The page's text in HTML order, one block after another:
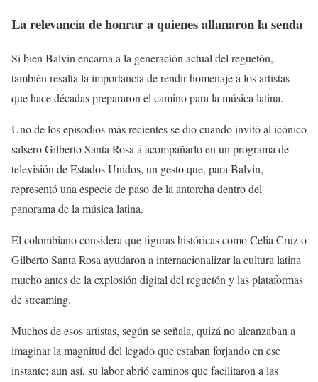
La relevancia de honrar a quienes allanaron la senda
Si bien Balvin encarna a la generación actual del reguetón,
también resalta la importancia de rendir homenaje a los artistas
que hace décadas prepararon el camino para la música latina.
Uno de los episodios más recientes se dio cuando invitó al icónico
salsero Gilberto Santa Rosa a acompañarlo en un programa de
televisión de Estados Unidos, un gesto que, para Balvin,
representó una especie de paso de la antorcha dentro del
panorama de la música latina.
El colombiano considera que figuras históricas como Celia Cruz o
Gilberto Santa Rosa ayudaron a internacionalizar la cultura latina
mucho antes de la explosión digital del reguetón y las plataformas
de streaming.
Muchos de esos artistas, según se señala, quizá no alcanzaban a
imaginar la magnitud del legado que estaban forjando en ese
instante; aun así, su labor abrió caminos que facilitaron a las